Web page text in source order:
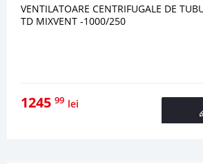
VENTILATOARE CENTRIFUGALE DE
TD MIXVENT -1000/250
1245 99 lei